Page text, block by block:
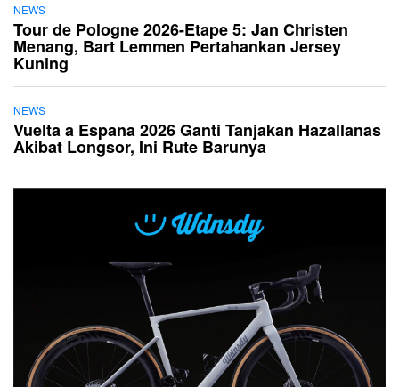
NEWS
Tour de Pologne 2026-Etape 5: Jan Christen
Menang, Bart Lemmen Pertahankan Jersey
Kuning
NEWS
Vuelta a Espana 2026 Ganti Tanjakan Hazallanas
Akibat Longsor, Ini Rute Barunya